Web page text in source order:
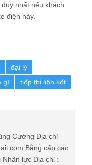
nhất nếu khách
điện này.
đại lý
gì tiếp thị liên kết
Cường Địa chỉ
Bằng cấp cao
Nhân lực Địa chỉ :